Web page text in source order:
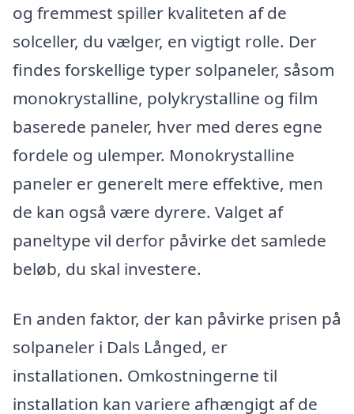
og fremmest spiller kvaliteten af de
solceller, du vælger, en vigtigt rolle. Der
findes forskellige typer solpaneler, såsom
monokrystalline, polykrystalline og film
baserede paneler, hver med deres egne
fordele og ulemper. Monokrystalline
paneler er generelt mere effektive, men
de kan også være dyrere. Valget af
paneltype vil derfor påvirke det samlede
beløb, du skal investere.
En anden faktor, der kan påvirke prisen på
solpaneler i Dals Långed, er
installationen. Omkostningerne til
installation kan variere afhængigt af de